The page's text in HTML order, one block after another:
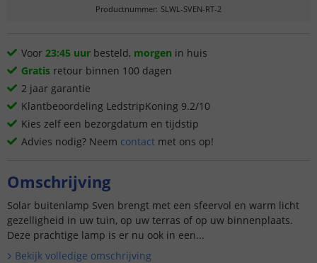
Productnummer: SLWL-SVEN-RT-2
Voor 23:45 uur besteld, morgen in huis
Gratis retour binnen 100 dagen
2 jaar garantie
Klantbeoordeling LedstripKoning 9.2/10
Kies zelf een bezorgdatum en tijdstip
Advies nodig? Neem contact met ons op!
Omschrijving
Solar buitenlamp Sven brengt met een sfeervol en warm licht
gezelligheid in uw tuin, op uw terras of op uw binnenplaats.
Deze prachtige lamp is er nu ook in een...
Bekijk volledige omschrijving